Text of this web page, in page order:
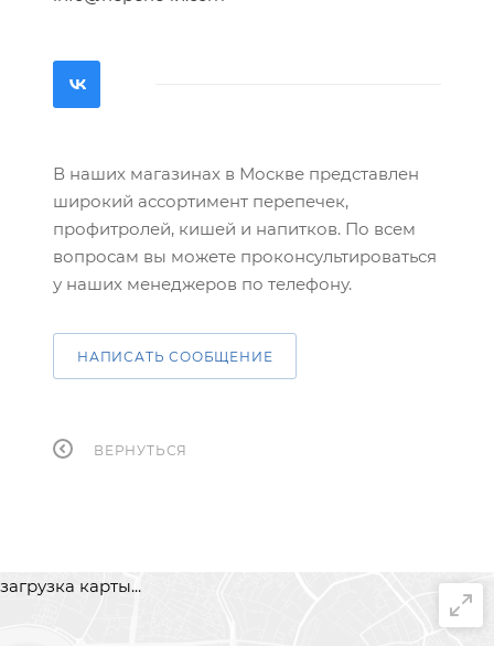
В наших магазинах в Москве представлен
широкий ассортимент перепечек,
профитролей, кишей и напитков. По всем
вопросам вы можете проконсультироваться
у наших менеджеров по телефону.
НАПИСАТЬ СООБЩЕНИЕ
ВЕРНУТЬСЯ
загрузка карты...